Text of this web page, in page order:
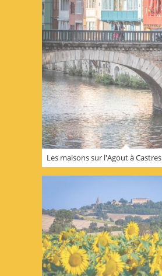
Les maisons sur l'Agout à Castres